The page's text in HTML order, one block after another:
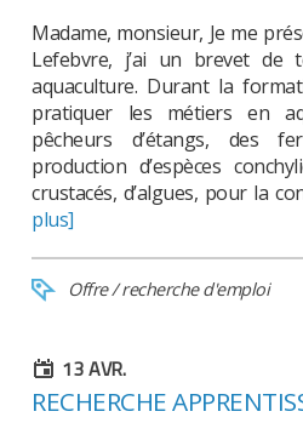
Madame, monsieur, Je me
Lefebvre, j’ai un brevet de
aquaculture. Durant la
pratiquer les métiers en
pêcheurs d’étangs, des
production d’espèces
crustacés, d’algues, pour la
plus]
Offre / recherche d'emploi
13 AVR.
RECHERCHE